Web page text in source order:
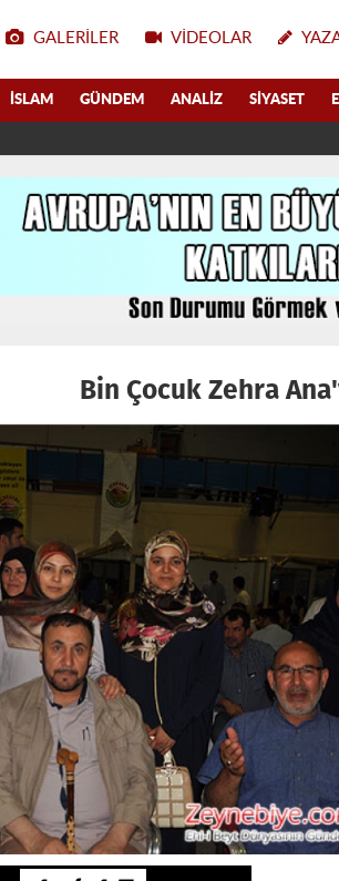
GALERILER VIDEOLAR
İSLAM GÜNDEM ANALIZ SIYASET
Bin Çocuk Zehra